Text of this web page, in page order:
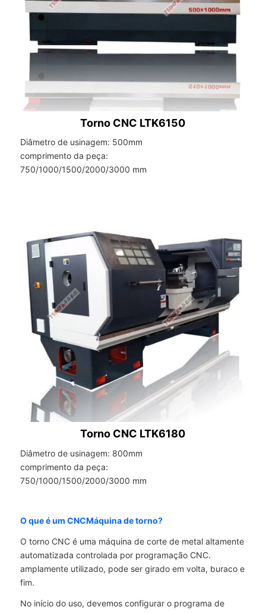
Torno CNC LTK6150
Diâmetro de usinagem: 500mm
comprimento da peça:
750/1000/1500/2000/3000 mm
Torno CNC LTK6180
Diâmetro de usinagem: 800mm
comprimento da peça:
750/1000/1500/2000/3000 mm
O que é um CNCMáquina de torno?
O torno CNC é uma máquina de corte de metal altamente
automatizada controlada por programação CNC.
amplamente utilizado, pode ser girado em volta, buraco e
fim.
No início do uso, devemos configurar o programa de